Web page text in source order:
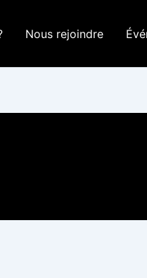
Nous rejoindre